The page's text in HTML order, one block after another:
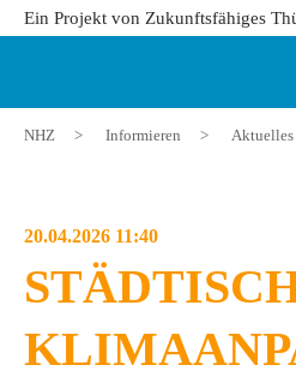
Ein Projekt von Zukunftsfähiges
NHZ > Informieren > Aktuelles
20.04.2026 11:40